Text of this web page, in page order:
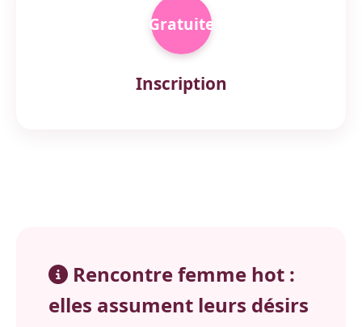
Gratuite
Inscription
Rencontre femme hot :
elles assument leurs désirs